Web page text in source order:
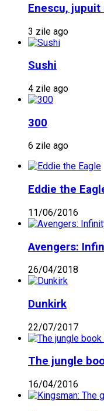
Enescu, jupuit
3 zile ago
Sushi
4 zile ago
300
6 zile ago
Eddie the
11/06/2016
Avengers:
26/04/2018
Dunkirk
22/07/2017
The jungle
16/04/2016